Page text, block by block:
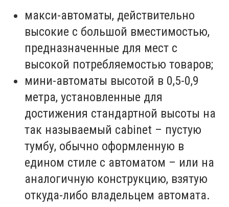
макси-автоматы, действительно
высокие с большой вместимостью,
предназначенные для мест с
высокой потребляемостью товаров;
мини-автоматы высотой в 0,5-0,9
метра, установленные для
достижения стандартной высоты на
так называемый cabinet – пустую
тумбу, обычно оформленную в
едином стиле с автоматом – или на
аналогичную конструкцию, взятую
откуда-либо владельцем автомата.